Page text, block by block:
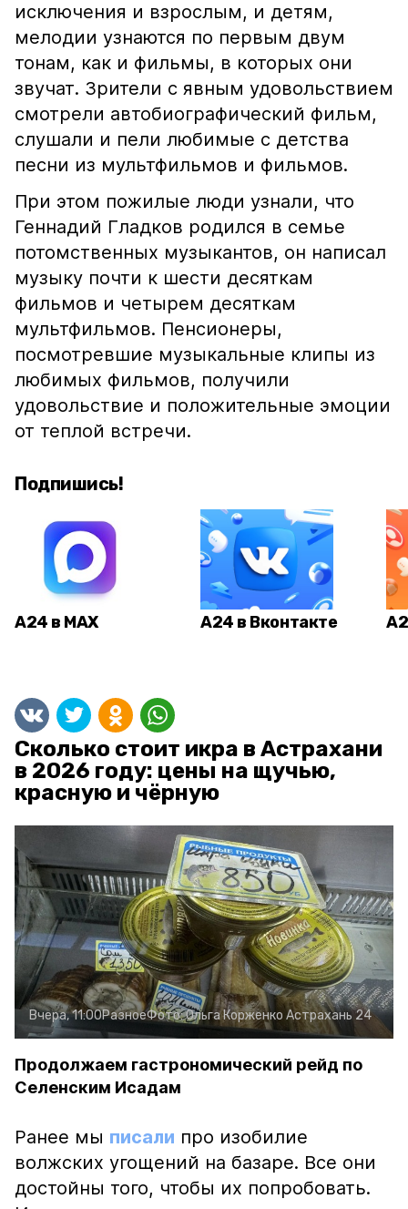
исключения и взрослым, и детям,
мелодии узнаются по первым двум
тонам, как и фильмы, в которых они
звучат. Зрители с явным удовольствием
смотрели автобиографический фильм,
слушали и пели любимые с детства
песни из мультфильмов и фильмов.
При этом пожилые люди узнали, что
Геннадий Гладков родился в семье
потомственных музыкантов, он написал
музыку почти к шести десяткам
фильмов и четырем десяткам
мультфильмов. Пенсионеры,
посмотревшие музыкальные клипы из
любимых фильмов, получили
удовольствие и положительные эмоции
от теплой встречи.
Подпишись!
А24 в MAX А24 в Вконтакте
Сколько стоит икра в Астрахани
в 2026 году: цены на щучью,
красную и чёрную
Вчера, 11:00РазноеФото:Ольга Корженко Астрахань 24
Продолжаем гастрономический рейд по
Селенским Исадам
Ранее мы писали про изобилие
волжских угощений на базаре. Все они
достойны того, чтобы их попробовать.